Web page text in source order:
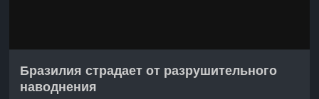
Бразилия страдает от разрушительного
наводнения